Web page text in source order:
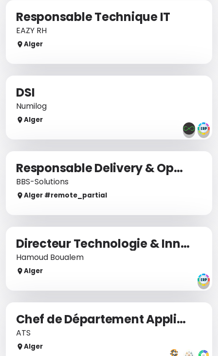
Responsable Technique IT
EAZY RH
Alger
DSI
Numilog
Alger
Responsable Delivery & Operations – BU Microsoft
BBS-Solutions
Alger #remote_ partial
Directeur Technologie & Innovation (DSI)
Hamoud Boualem
Alger
Chef de Département Applications Métiers & Développement
ATS
Alger